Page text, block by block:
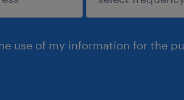
use of my information for the